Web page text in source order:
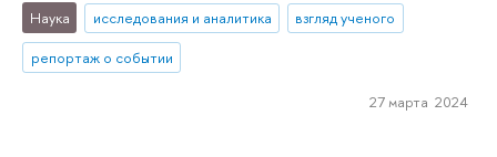
Наука исследования и аналитика
взгляд ученого
репортаж о событии
27 марта 2024